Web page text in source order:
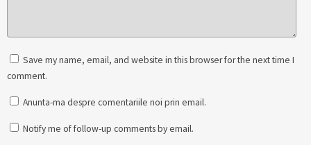
Save my name, email, and website in this browser for the next time I
comment.
Anunta-ma despre comentariile noi prin email.
Notify me of follow-up comments by email.